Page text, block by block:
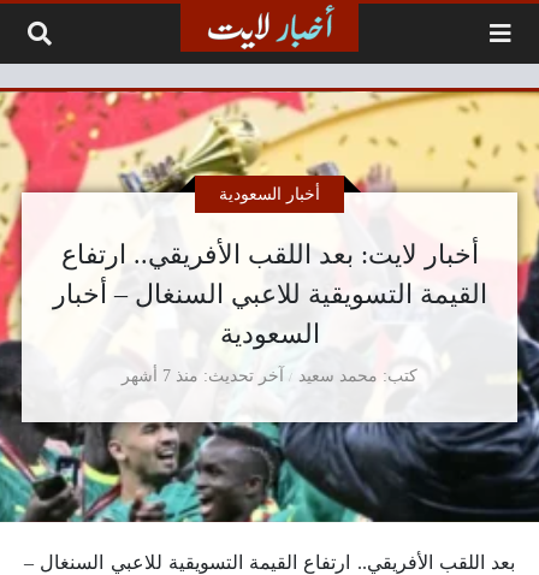
أخبار لايت: بعد اللقب الأفريقي.. ارتفاع
القيمة التسويقية للاعبي السنغال – أخبار
السعودية
كتب محمد سعيد
أخبار السعودية
آخر تحديث منذ 7 أشهر
بعد اللقب الأفريقي.. ارتفاع القيمة التسويقية للاعبي السنغال –